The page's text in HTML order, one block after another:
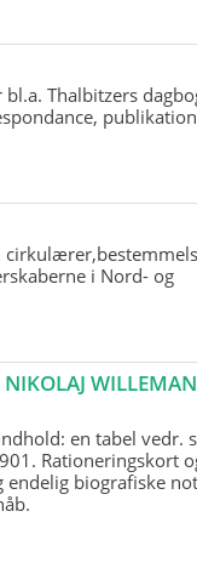
Thalbitzers
i Nord- og
NIKOLAJ
en tabel vedr.
Rationeringskort
endelig biografiske